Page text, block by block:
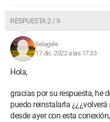
RESPUESTA 2 / 9
belagele
17 dic. 2022 a las 17:33
Hola,
gracias por su respuesta, he
puedo reinstalarla
desde ayer con esta